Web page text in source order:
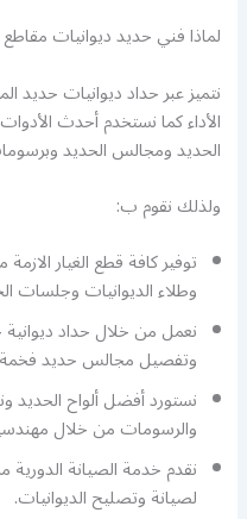
لماذا فني حديد ديوانيات
نتميز عبر حداد ديوانيات حديد
الأداء كما نستخدم أحدث
الحديد ومجالس الحديد
ولذلك نقوم ب:
توفير كافة قطع الغيار
وطلاء الديوانيات وجلسات
نعمل من خلال حداد
وتفصيل مجالس حديد فخمة
نستورد أفضل ألواح
والرسومات من خلال
نقدم خدمة الصيانة الدورية
لصيانة وتصليح الديوانيات.